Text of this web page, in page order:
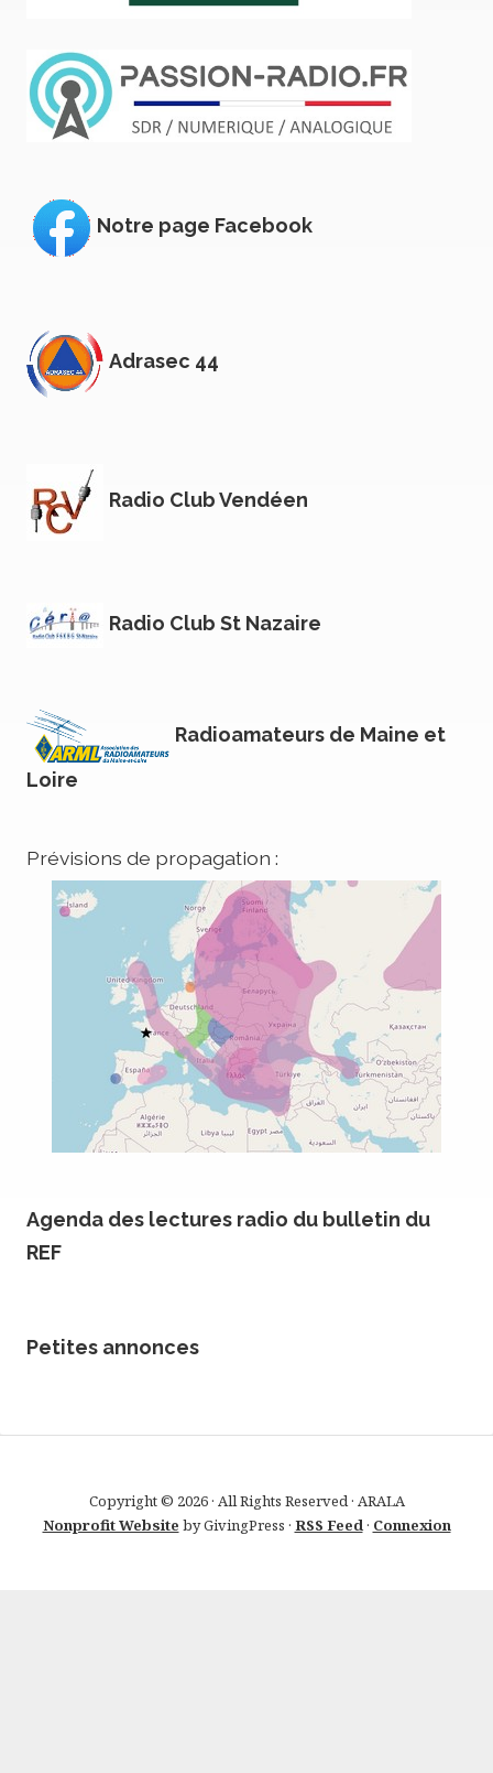
Notre page Facebook
Adrasec 44
Radio Club Vendéen
Radio Club St Nazaire
Radioamateurs de Maine et
Loire
Prévisions de propagation :
Agenda des lectures radio du bulletin du
REF
Petites annonces
Copyright © 2026 · All Rights Reserved · ARALA
Nonprofit Website by GivingPress · RSS Feed · Connexion